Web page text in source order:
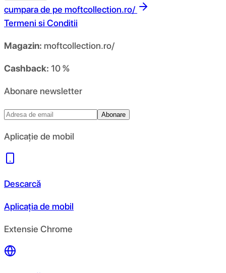
cumpara de pe moftcollection.ro/
Termeni si Conditii
Magazin: moftcollection.ro/
Cashback: 10 %
Abonare newsletter
Abonare
Aplicație de mobil
Descarcă
Aplicația de mobil
Extensie Chrome